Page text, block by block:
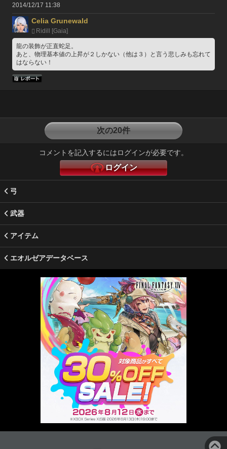
2014/12/17 11:38
Celia Grunewald
Ridill [Gaia]
龍の装飾が正直蛇足。
あと、物理基本値の上昇が２しかない（他は３）と言う悲しみも忘れて
はならない！
次の20件
コメントを記入するにはログインが必要です。
ログイン
弓
武器
アイテム
エオルゼアデータベース